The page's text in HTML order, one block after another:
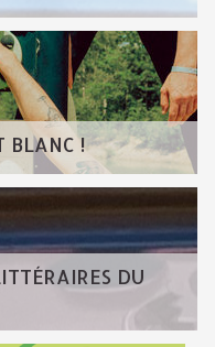
BLANC !
DU